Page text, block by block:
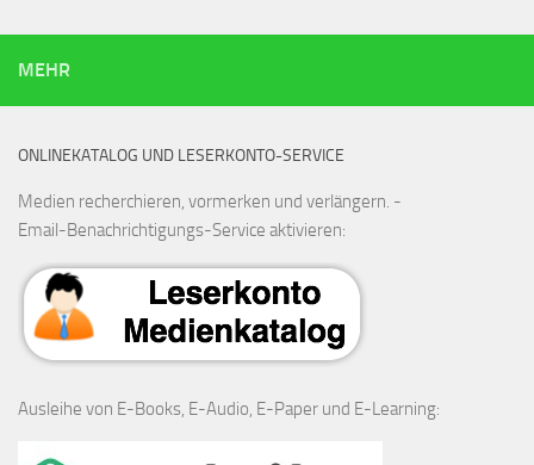
MEHR
ONLINEKATALOG UND LESERKONTO-SERVICE
Medien recherchieren, vormerken und verlängern. -
Email-Benachrichtigungs-Service aktivieren:
Ausleihe von E-Books, E-Audio, E-Paper und E-Learning: